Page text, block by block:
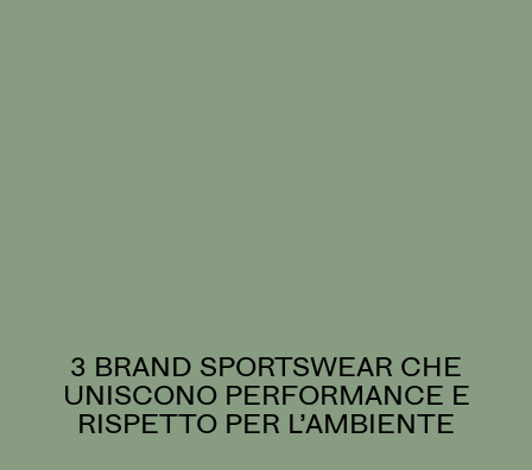
3 BRAND SPORTSWEAR CHE
UNISCONO PERFORMANCE E
RISPETTO PER L’AMBIENTE